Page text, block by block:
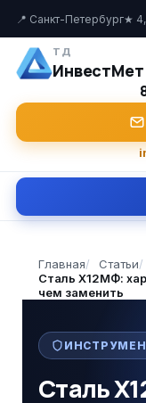
📍 Санкт-Петербург★
ТД
ИнвестМет
Главная/ Статьи/
Сталь Х12МФ:
чем заменить
Сталь